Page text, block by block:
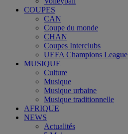
COUPES
CAN
Coupe du monde
CHAN
Coupes Interclubs
UEFA Champions League
MUSIQUE
Culture
Musique
Musique urbaine
Musique traditionnelle
AFRIQUE
NEWS
Actualités